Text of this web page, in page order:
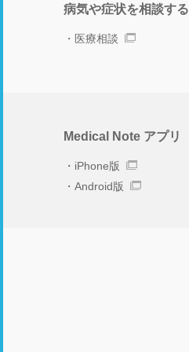
病気や症状を相談する
医療相談
Medical Note アプリ
iPhone版
Android版